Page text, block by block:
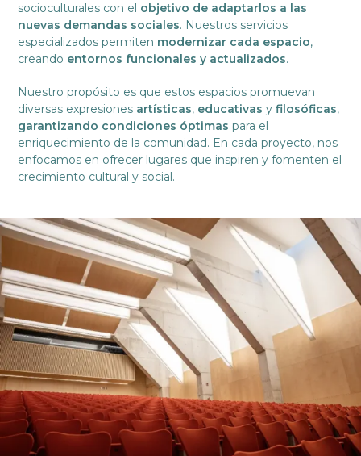
Trabaja con nosotros
socioculturales con el objetivo de adaptarlos a las
nuevas demandas sociales. Nuestros servicios
especializados permiten modernizar cada espacio,
creando entornos funcionales y actualizados.
Nuestro propósito es que estos espacios promuevan
diversas expresiones artísticas, educativas yfilosóficas,
garantizando condiciones óptimas para el
enriquecimiento de la comunidad. En cada proyecto, nos
enfocamos en ofrecer lugares que inspiren y fomenten el
crecimiento cultural y social.